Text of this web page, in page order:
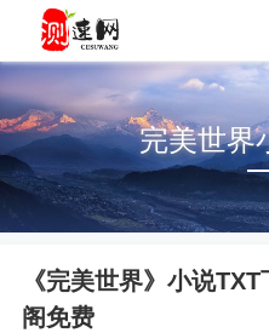
完美世界
《完美世界》小说
阁免费